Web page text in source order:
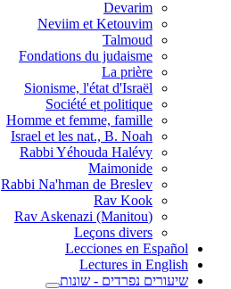
Devarim
Neviim et Ketouvim
Talmoud
Fondations du judaisme
La prière
Sionisme, l'état d'Israël
Société et politique
Homme et femme, famille
Israel et les nat., B. Noah
Rabbi Yéhouda Halévy
Maimonide
Rabbi Na'hman de Breslev
Rav Kook
(Rav Askenazi (Manitou
Leçons divers
Lecciones en Español
Lectures in English
שיעורים נפרדים - שונות